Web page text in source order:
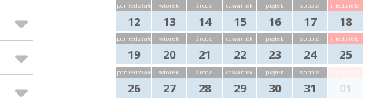
poniedziałek
12
wtorek
13
środa
14
czwartek
15
piątek
16
sobota
17
niedziela
18
poniedziałek
19
wtorek
20
środa
21
czwartek
22
piątek
23
sobota
24
niedziela
25
poniedziałek
26
wtorek
27
środa
28
czwartek
29
piątek
30
sobota
31 01